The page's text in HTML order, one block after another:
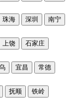
珠海 深圳 南宁
上饶 石家庄
宜昌 常德
抚顺 铁岭